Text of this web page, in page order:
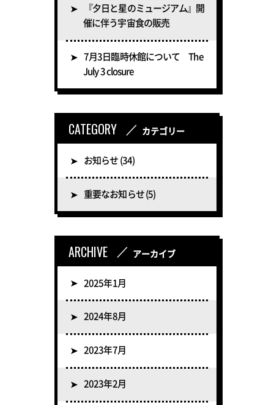
『夕日と星のミュージアム』開
催に伴う宇宙食の販売
7月3日臨時休館について The
July 3 closure
CATEGORY ／ カテゴリー
お知らせ (34)
重要なお知らせ (5)
ARCHIVE ／ アーカイブ
2025年1月
2024年8月
2023年7月
2023年2月